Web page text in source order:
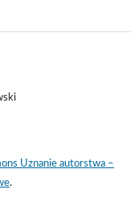
Uznanie autorstwa –
.